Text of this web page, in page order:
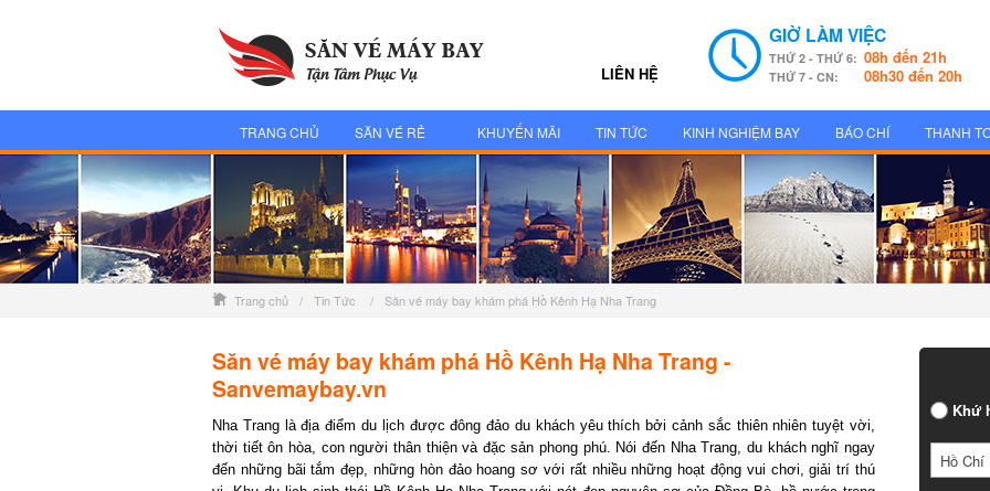
LIÊN HỆ
GIỜ LÀM VIỆC
THỨ 2 - THỨ 6:08h đến 21h
THỨ 7 - CN: 08h30 đến 20h
TRANG CHỦ SĂN VÉ RẺ KHUYẾN MÃI TIN TỨC KINH NGHIỆM BAY BÁO CHÍ THANH
Trang chủ / Tin Tức / Săn vé máy bay khám phá Hồ Kênh Hạ Nha Trang
Săn vé máy bay khám phá Hồ Kênh Hạ Nha Trang -
Sanvemaybay.vn
Nha Trang là địa điểm du lịch được đông đảo du khách yêu thích bởi cảnh sắc thiên nhiên tuyệt vời,
thời tiết ôn hòa, con người thân thiện và đặc sản phong phú. Nói đến Nha Trang, du khách nghĩ ngay
đến những bãi tắm đẹp, những hòn đảo hoang sơ với rất nhiều những hoạt động vui chơi, giải trí thú
Khứ
Hồ Chí